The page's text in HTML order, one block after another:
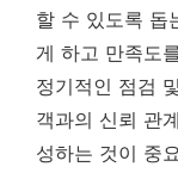
할 수 있도록 돕
게 하고 만족도
정기적인 점검
객과의 신뢰 관
성하는 것이 중